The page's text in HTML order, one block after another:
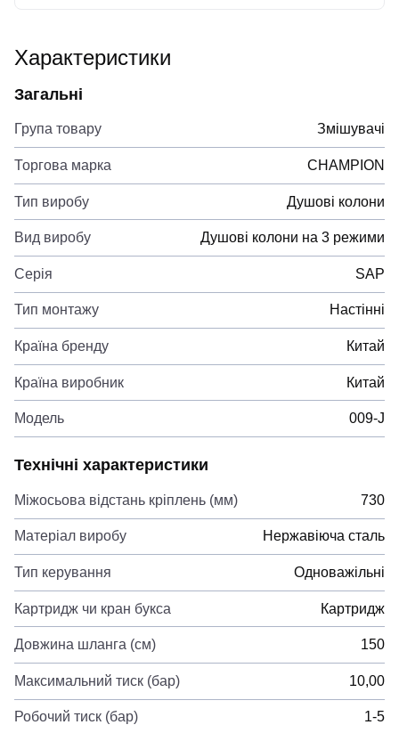
Характеристики
Загальні
Група товару Змішувачі
Торгова марка CHAMPION
Тип виробу Душові колони
Вид виробу Душові колони на 3 режими
Серія SAP
Тип монтажу Настінні
Країна бренду Китай
Країна виробник Китай
Модель 009-J
Технічні характеристики
Міжосьова відстань кріплень (мм) 730
Матеріал виробу Нержавіюча сталь
Тип керування Одноважільні
Картридж чи кран букса Картридж
Довжина шланга (см) 150
Максимальний тиск (бар) 10,00
Робочий тиск (бар) 1-5